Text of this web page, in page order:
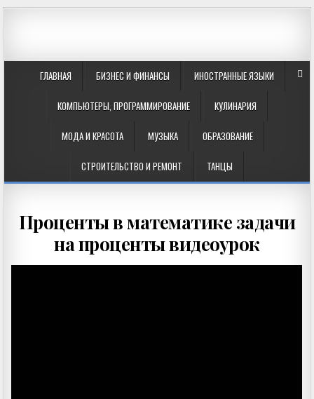
ГЛАВНАЯ БИЗНЕС И ФИНАНСЫ ИНОСТРАННЫЕ ЯЗЫКИ
КОМПЬЮТЕРЫ, ПРОГРАММИРОВАНИЕ КУЛИНАРИЯ
МОДА И КРАСОТА МУЗЫКА ОБРАЗОВАНИЕ
СТРОИТЕЛЬСТВО И РЕМОНТ ТАНЦЫ
Проценты в математике задачи
на проценты видеоурок